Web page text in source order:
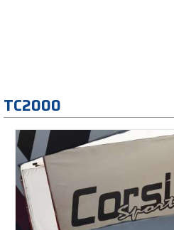
TC2000